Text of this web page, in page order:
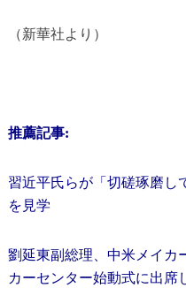
（新華社より）
推薦記事:
習近平氏らが「切磋琢磨し
を見学
劉延東副総理、中米メイカ
カーセンター始動式に出席